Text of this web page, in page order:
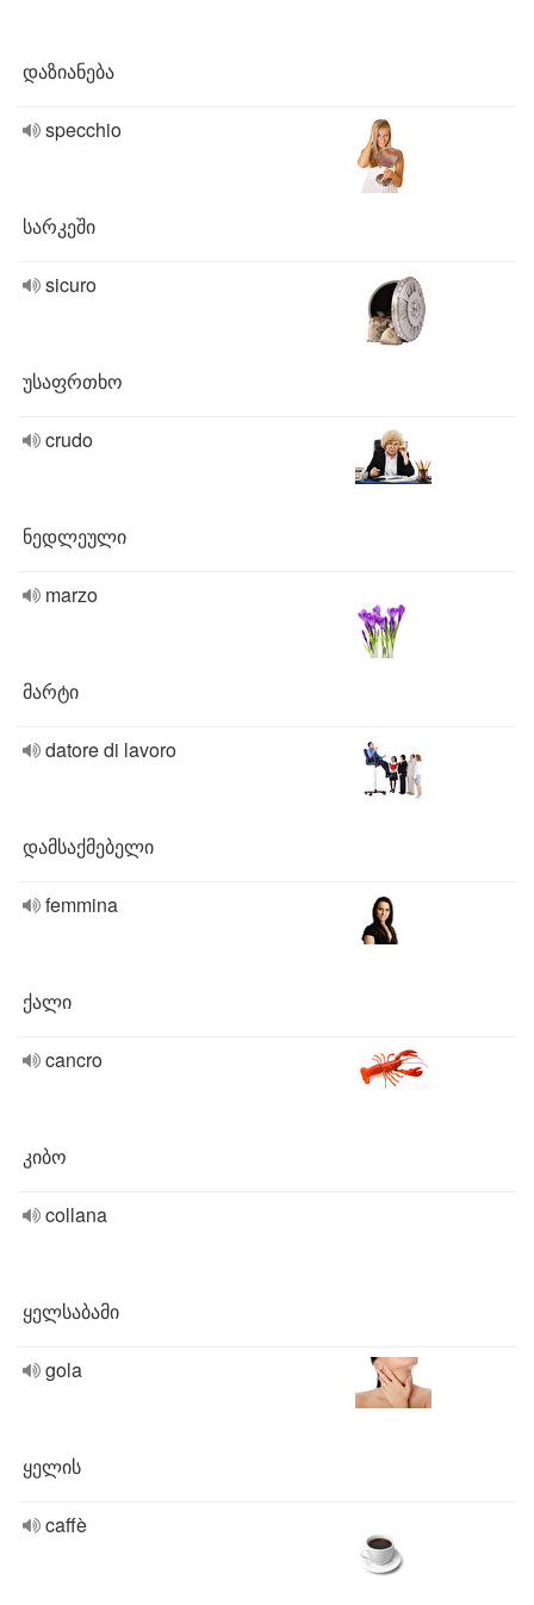
დაზიანება
specchio
სარკეში
sicuro
უსაფრთხო
crudo
ნედლეული
marzo
მარტი
datore di lavoro
დამსაქმებელი
femmina
ქალი
cancro
კიბო
collana
ყელსაბამი
gola
ყელის
caffè